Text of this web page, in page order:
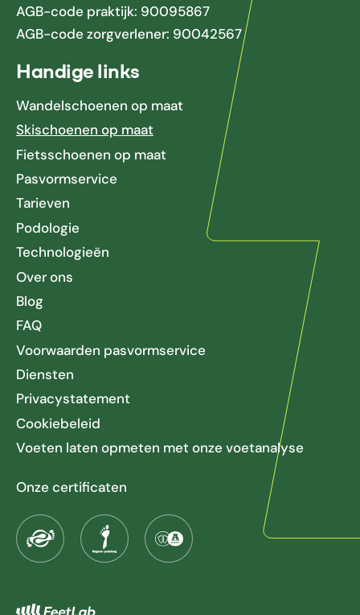
AGB-code praktijk: 90095867
AGB-code zorgverlener: 90042567
Handige links
Wandelschoenen op maat
Skischoenen op maat
Fietsschoenen op maat
Pasvormservice
Tarieven
Podologie
Technologieën
Over ons
Blog
FAQ
Voorwaarden pasvormservice
Diensten
Privacystatement
Cookiebeleid
Voeten laten opmeten met onze voetanalyse
Onze certificaten